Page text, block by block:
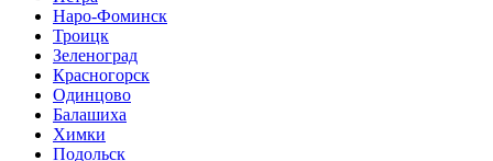
Наро-Фоминск
Троицк
Зеленоград
Красногорск
Одинцово
Балашиха
Химки
Подольск